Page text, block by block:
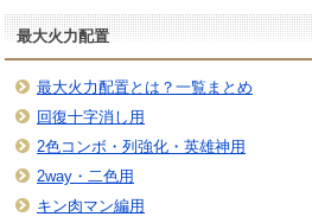
最大火力配置
最大火力配置とは？一覧まとめ
回復十字消し用
2色コンボ・列強化・英雄神用
2way・二色用
キン肉マン編用